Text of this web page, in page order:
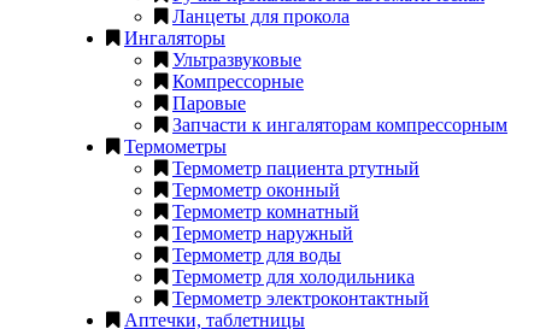
Ланцеты для прокола
Ингаляторы
Ультразвуковые
Компрессорные
Паровые
Запчасти к ингаляторам компрессорным
Термометры
Термометр пациента ртутный
Термометр оконный
Термометр комнатный
Термометр наружный
Термометр для воды
Термометр для холодильника
Термометр электроконтактный
Аптечки, таблетницы